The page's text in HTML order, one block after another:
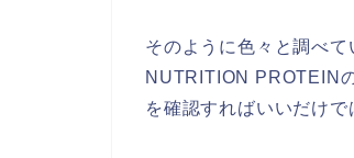
そのように色々と調べ
NUTRITION PROTEIN
を確認すればいいだけで